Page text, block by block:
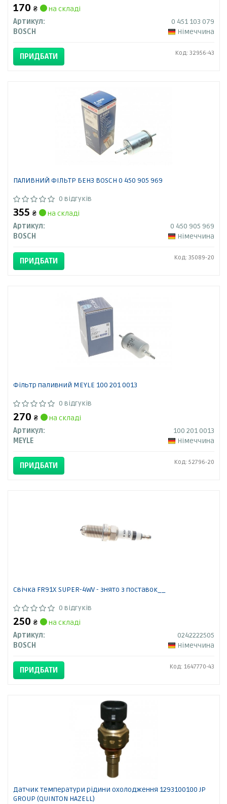
170 ₴
на складі
Артикул:
0 451 103 079
BOSCH
Німеччина
ПРИДБАТИ Код: 32956-43
ПАЛИВНИЙ ФІЛЬТР БЕНЗ BOSCH 0 450 905 969
0 відгуків
355 ₴
на складі
Артикул:
0 450 905 969
BOSCH
Німеччина
ПРИДБАТИ Код: 35089-20
Фільтр паливний MEYLE 100 201 0013
0 відгуків
270 ₴
на складі
Артикул:
100 201 0013
MEYLE
Німеччина
ПРИДБАТИ Код: 52796-20
Свічка FR91X SUPER-4WV - знято з поставок__
0 відгуків
250 ₴
на складі
Артикул:
0242222505
BOSCH
Німеччина
ПРИДБАТИ Код: 1647770-43
Датчик температури рідини охолодження 1293100100 JP
GROUP (QUINTON HAZELL)